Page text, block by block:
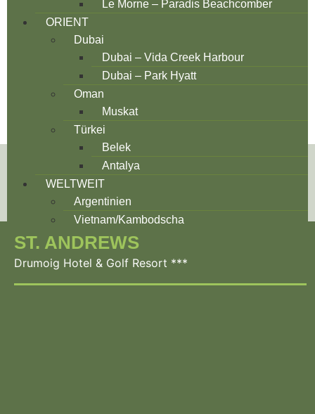
Le Morne – Paradis Beachcomber
ORIENT
Dubai
Dubai – Vida Creek Harbour
Dubai – Park Hyatt
Oman
Muskat
Türkei
Belek
Antalya
WELTWEIT
Argentinien
Vietnam/Kambodscha
ST. ANDREWS
Drumoig Hotel & Golf Resort ***